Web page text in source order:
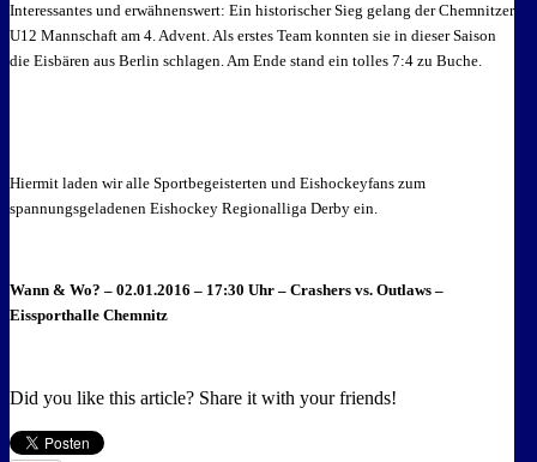
Interessantes und erwähnenswert: Ein historischer Sieg gelang der Chemnitzer
U12 Mannschaft am 4. Advent. Als erstes Team konnten sie in dieser Saison
die Eisbären aus Berlin schlagen. Am Ende stand ein tolles 7:4 zu Buche.
Hiermit laden wir alle Sportbegeisterten und Eishockeyfans zum
spannungsgeladenen Eishockey Regionalliga Derby ein.
Wann & Wo? – 02.01.2016 – 17:30 Uhr – Crashers vs. Outlaws –
Eissporthalle Chemnitz
Did you like this article? Share it with your friends!